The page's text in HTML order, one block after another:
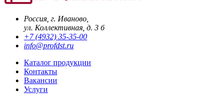
Россия, г. Иваново,
ул. Коллективная, д. 3 б
+7 (4932) 35-35-00
info@profdst.ru
Каталог продукции
Контакты
Вакансии
Услуги